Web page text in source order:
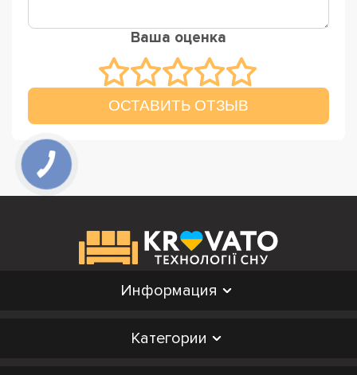
Ваша оценка
ОСТАВИТЬ ОТЗЫВ
Информация
Категории